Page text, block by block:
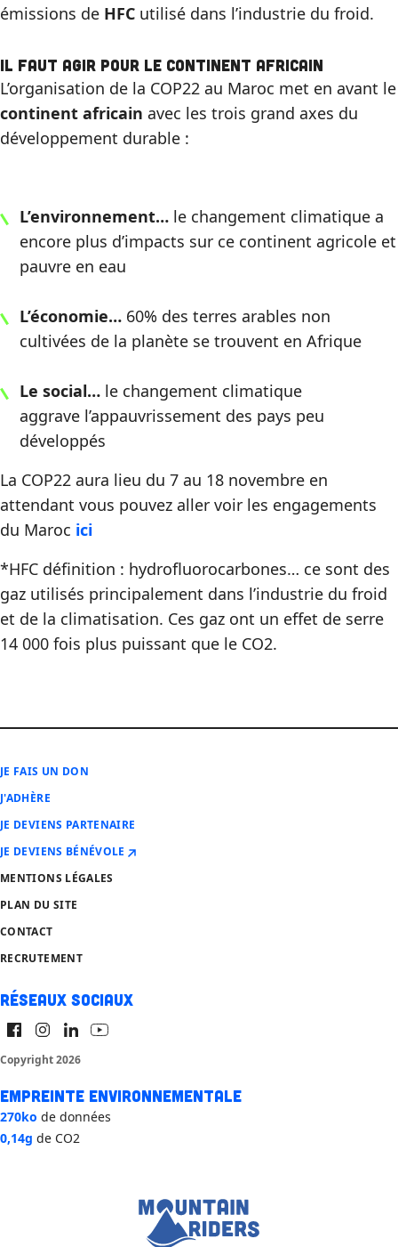
émissions de HFC utilisé dans l’industrie du froid.
Il faut agir pour le continent Africain
L’organisation de la COP22 au Maroc met en avant le
continent africain avec les trois grand axes du
développement durable :
L’environnement… le changement climatique a
encore plus d’impacts sur ce continent agricole et
pauvre en eau
L’économie… 60% des terres arables non
cultivées de la planète se trouvent en Afrique
Le social… le changement climatique
aggrave l’appauvrissement des pays peu
développés
La COP22 aura lieu du 7 au 18 novembre en
attendant vous pouvez aller voir les engagements
du Maroc ici
*HFC définition : hydrofluorocarbones… ce sont des
gaz utilisés principalement dans l’industrie du froid
et de la climatisation. Ces gaz ont un effet de serre
14 000 fois plus puissant que le CO2.
JE FAIS UN DON
J'ADHÈRE
JE DEVIENS PARTENAIRE
JE DEVIENS BÉNÉVOLE
MENTIONS LÉGALES
PLAN DU SITE
CONTACT
RECRUTEMENT
Réseaux sociaux
Copyright 2026
Empreinte environnementale
270ko de données
0,14g de CO2